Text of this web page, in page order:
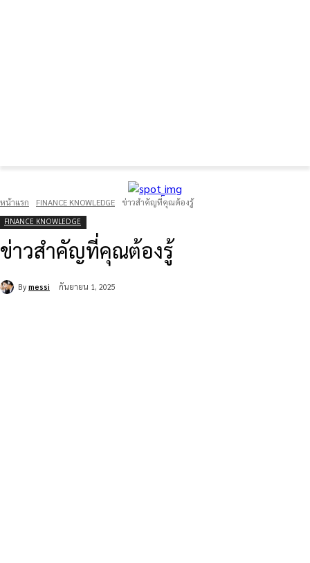
หน้าแรก FINANCE KNOWLEDGE ข่าวสำคัญที่คุณต้องรู้
FINANCE KNOWLEDGE
ข่าวสำคัญที่คุณต้องรู้
By messi กันยายน 1, 2025